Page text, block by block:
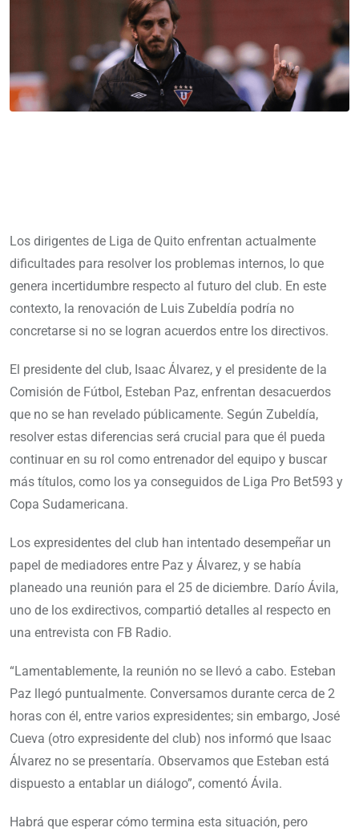
Los dirigentes de Liga de Quito enfrentan actualmente
dificultades para resolver los problemas internos, lo que
genera incertidumbre respecto al futuro del club. En este
contexto, la renovación de Luis Zubeldía podría no
concretarse si no se logran acuerdos entre los directivos.
El presidente del club, Isaac Álvarez, y el presidente de la
Comisión de Fútbol, Esteban Paz, enfrentan desacuerdos
que no se han revelado públicamente. Según Zubeldía,
resolver estas diferencias será crucial para que él pueda
continuar en su rol como entrenador del equipo y buscar
más títulos, como los ya conseguidos de Liga Pro Bet593 y
Copa Sudamericana.
Los expresidentes del club han intentado desempeñar un
papel de mediadores entre Paz y Álvarez, y se había
planeado una reunión para el 25 de diciembre. Darío Ávila,
uno de los exdirectivos, compartió detalles al respecto en
una entrevista con FB Radio.
“Lamentablemente, la reunión no se llevó a cabo. Esteban
Paz llegó puntualmente. Conversamos durante cerca de 2
horas con él, entre varios expresidentes; sin embargo, José
Cueva (otro expresidente del club) nos informó que Isaac
Álvarez no se presentaría. Observamos que Esteban está
dispuesto a entablar un diálogo”, comentó Ávila.
Habrá que esperar cómo termina esta situación, pero